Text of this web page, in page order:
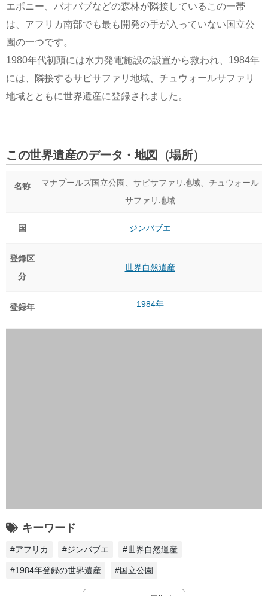
エボニー、バオバブなどの森林が隣接しているこの一帯
は、アフリカ南部でも最も開発の手が入っていない国立公
園の一つです。
1980年代初頭には水力発電施設の設置から救われ、1984年
には、隣接するサピサファリ地域、チュウォールサファリ
地域とともに世界遺産に登録されました。
この世界遺産のデータ・地図（場所）
名称
マナプールズ国立公園、サピサファリ地域、チュウォール
サファリ地域
国 ジンバブエ
登録区
分
世界自然遺産
登録年 1984年
キーワード
#アフリカ #ジンバブエ #世界自然遺産
#1984年登録の世界遺産 #国立公園